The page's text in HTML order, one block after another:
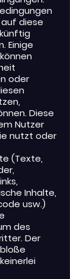
diese
Einige
oder
Diese
Nutzer
nutzt oder
(Texte,
Inhalte,
usw.)
des
Der